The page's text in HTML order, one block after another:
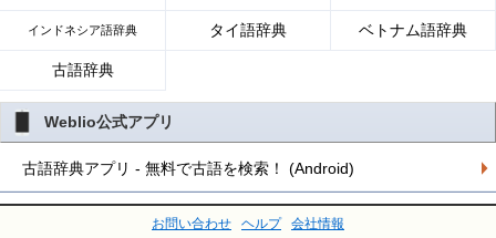
インドネシア語辞典 タイ語辞典 ベトナム語辞典
古語辞典
Weblio公式アプリ
古語辞典アプリ - 無料で古語を検索！ (Android)
お問い合わせ ヘルプ 会社情報